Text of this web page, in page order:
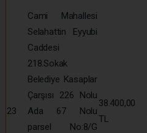
23
Cami Mahallesi
Selahattin Eyyubi
Caddesi
218.Sokak
Belediye Kasaplar
Çarşısı 226 Nolu
Ada 67 Nolu
parsel No:8/G
38.400,00
TL